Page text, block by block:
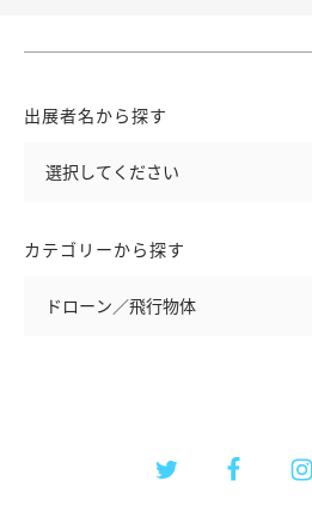
出展者名から探す
カテゴリーから探す